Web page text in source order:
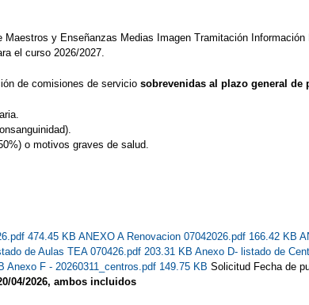
y Enseñanzas Medias Imagen Tramitación
el curso 2026/2027.
de comisiones de servicio sobrevenidas al plazo general de
o motivos graves de salud.
474.45 KB ANEXO A Renovacion 07042026.pdf 166.42 KB
de Aulas TEA 070426.pdf 203.31 KB Anexo D- listado de
Anexo F - 20260311_centros.pdf 149.75 KB Solicitud Fecha de
04/2026, ambos incluidos